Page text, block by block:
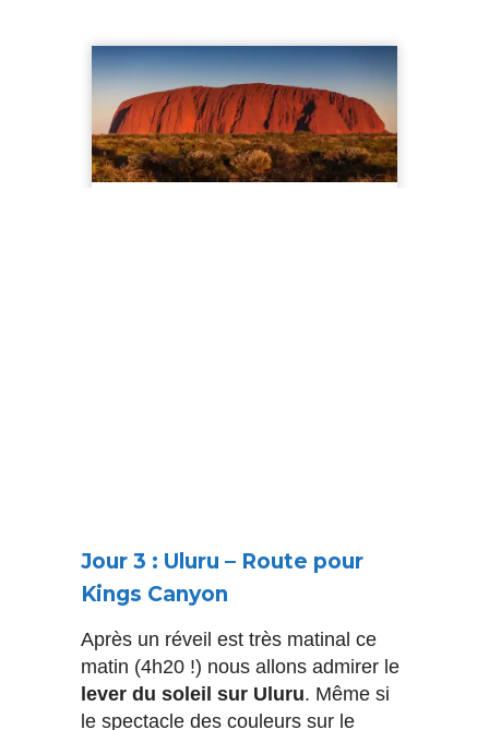
Jour 3 : Uluru – Route pour
Kings Canyon
Après un réveil est très matinal ce
matin (4h20 !) nous allons admirer le
lever du soleil sur Uluru. Même si
le spectacle des couleurs sur le